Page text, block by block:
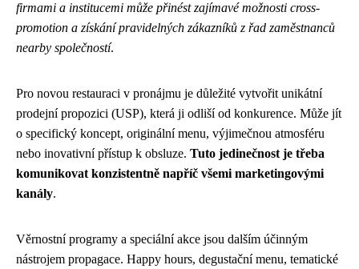
firmami a institucemi může přinést zajímavé možnosti cross-
promotion a získání pravidelných zákazníků z řad zaměstnanců
nearby společností.
Pro novou restauraci v pronájmu je důležité vytvořit unikátní
prodejní propozici (USP), která ji odliší od konkurence. Může jít
o specifický koncept, originální menu, výjimečnou atmosféru
nebo inovativní přístup k obsluze. Tuto jedinečnost je třeba
komunikovat konzistentně napříč všemi marketingovými
kanály.
Věrnostní programy a speciální akce jsou dalším účinným
nástrojem propagace. Happy hours, degustační menu, tematické